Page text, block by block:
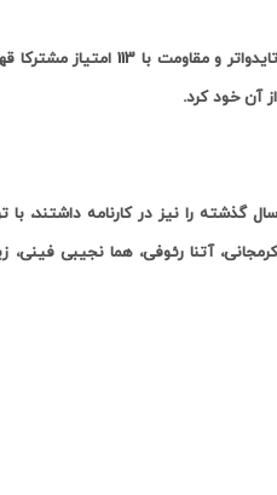
.
گذشته را نیز در کارنامه داشتند،
کرمجانی، آتنا رئوفی، هما نجیبی